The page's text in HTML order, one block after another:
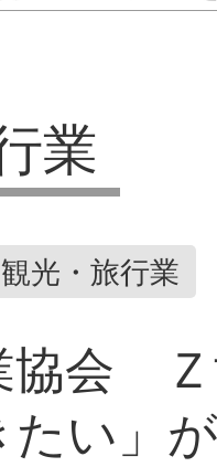
業
観光・旅行業
協会
い」